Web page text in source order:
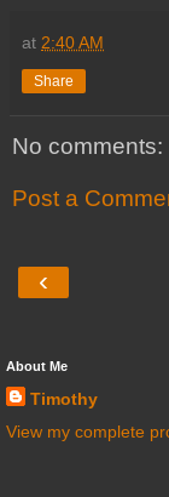
at 2:40 AM
Share
No comments:
Post a
‹
About Me
Timothy
View my complete